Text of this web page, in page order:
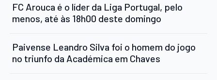
FC Arouca é o líder da Liga Portugal, pelo
menos, até às 18h00 deste domingo
Paivense Leandro Silva foi o homem do jogo
no triunfo da Académica em Chaves